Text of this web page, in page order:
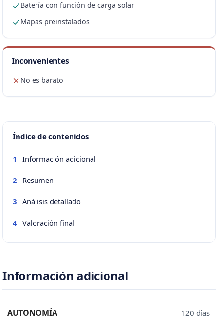
Batería con función de carga solar
Mapas preinstalados
Inconvenientes
No es barato
Índice de contenidos
1 Información adicional
2 Resumen
3 Análisis detallado
4 Valoración final
Información adicional
AUTONOMÍA 120 días